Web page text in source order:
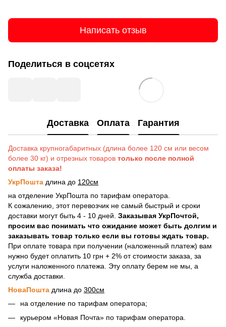
Написать отзыв
Поделиться в соцсетях
Доставка Оплата Гарантия
Доставка крупногабаритных (длина более 120 см или весом
более 30 кг) и отрезных товаров только после полной
оплаты заказа!
УкрПошта длина до 120см
на отделение УкрПошта по тарифам оператора.
К сожалению, этот перевозчик не самый быстрый и сроки
доставки могут быть 4 - 10 дней. Заказывая УкрПочтой,
просим вас понимать что ожидание может быть долгим и
заказывать товар только если вы готовы ждать товар.
При оплате товара при получении (наложенный платеж) вам
нужно будет оплатить 10 грн + 2% от стоимости заказа, за
услуги наложенного платежа. Эту оплату берем не мы, а
служба доставки.
НоваПошта длина до 300см
на отделение по тарифам оператора;
курьером «Новая Почта» по тарифам оператора.